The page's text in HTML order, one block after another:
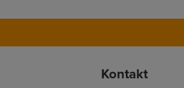
Kontakt